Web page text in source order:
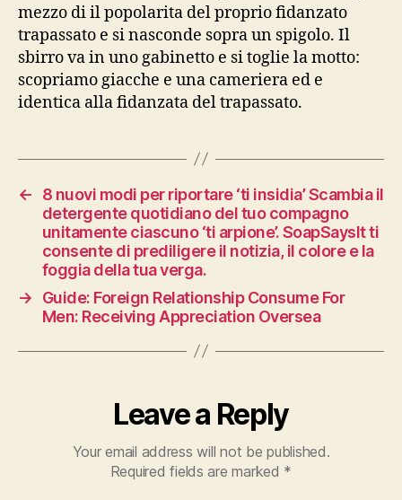
mezzo di il popolarita del proprio fidanzato
trapassato e si nasconde sopra un spigolo. Il
sbirro va in uno gabinetto e si toglie la motto:
scopriamo giacche e una cameriera ed e
identica alla fidanzata del trapassato.
←
8 nuovi modi per riportare ‘ti insidia’ Scambia il
detergente quotidiano del tuo compagno
unitamente ciascuno ‘ti arpione’. SoapSaysIt ti
consente di prediligere il notizia, il colore e la
foggia della tua verga.
→
Guide: Foreign Relationship Consume For
Men: Receiving Appreciation Oversea
Leave a Reply
Your email address will not be published.
Required fields are marked *